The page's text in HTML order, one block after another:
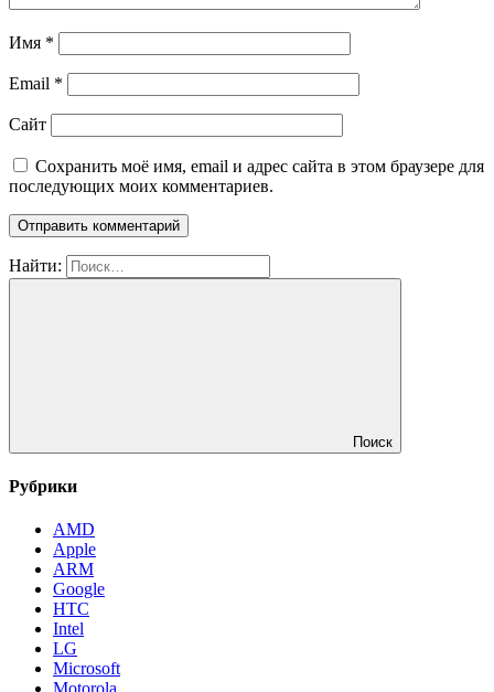
Имя *
Email *
Сайт
Сохранить моё имя, email и адрес сайта в этом браузере для
последующих моих комментариев.
Найти:
Поиск
Рубрики
AMD
Apple
ARM
Google
HTC
Intel
LG
Microsoft